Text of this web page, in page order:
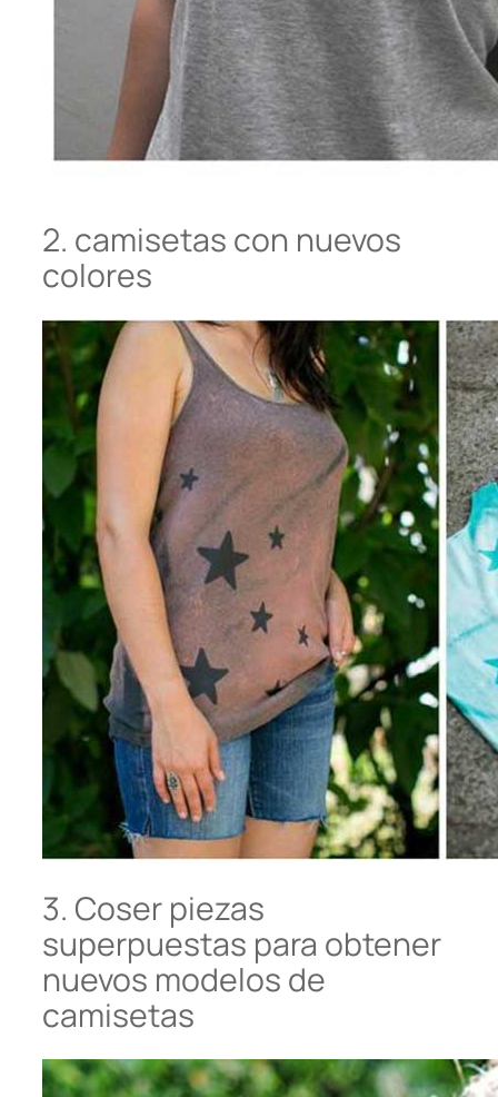
2. camisetas con nuevos
colores
3. Coser piezas
superpuestas para obtener
nuevos modelos de
camisetas